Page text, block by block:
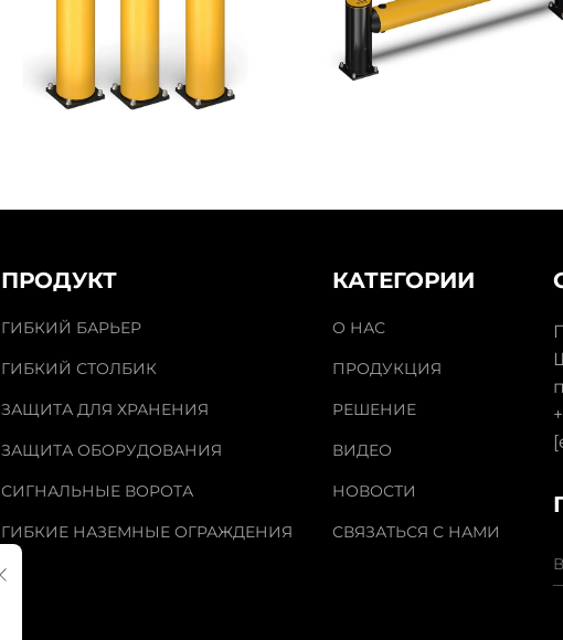
ПРОДУКТ
ГИБКИЙ БАРЬЕР
ГИБКИЙ СТОЛБИК
ЗАЩИТА ДЛЯ ХРАНЕНИЯ
ЗАЩИТА ОБОРУДОВАНИЯ
СИГНАЛЬНЫЕ ВОРОТА
ГИБКИЕ НАЗЕМНЫЕ ОГРАЖДЕНИЯ
КАТЕГОРИИ
О НАС
ПРОДУКЦИЯ
РЕШЕНИЕ
ВИДЕО
НОВОСТИ
СВЯЗАТЬСЯ С НАМИ